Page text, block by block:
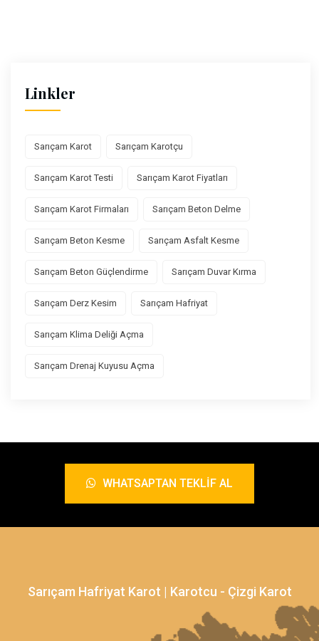
Linkler
Sarıçam Karot Sarıçam Karotçu
Sarıçam Karot Testi Sarıçam Karot Fiyatları
Sarıçam Karot Firmaları Sarıçam Beton Delme
Sarıçam Beton Kesme Sarıçam Asfalt Kesme
Sarıçam Beton Güçlendirme Sarıçam Duvar Kırma
Sarıçam Derz Kesim Sarıçam Hafriyat
Sarıçam Klima Deliği Açma
Sarıçam Drenaj Kuyusu Açma
WHATSAPTAN TEKLIF AL
Sarıçam Hafriyat Karot | Karotcu - Çizgi Karot